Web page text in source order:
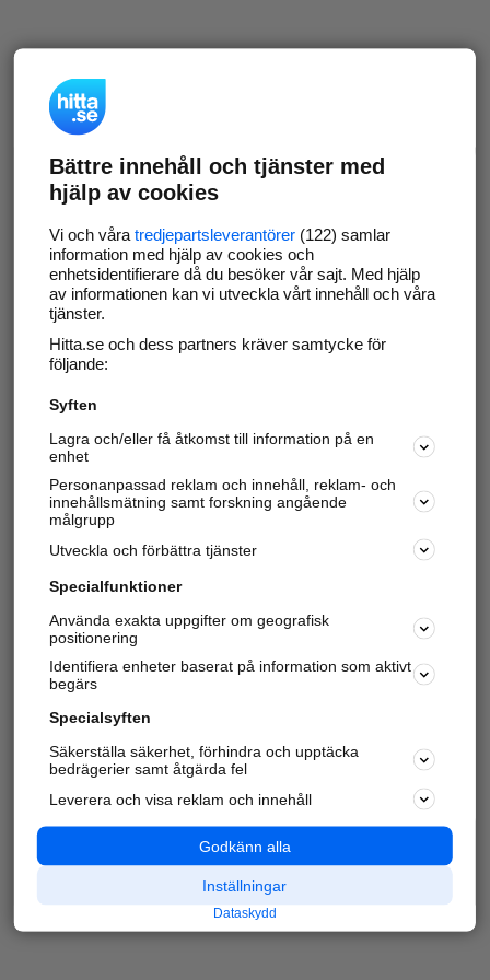
Bättre innehåll och tjänster med
hjälp av cookies
Vi och våra tredjepartsleverantörer(122) samlar
information med hjälp av cookies och
enhetsidentifierare då du besöker vår sajt. Med hjälp
av informationen kan vi utveckla vårt innehåll och våra
tjänster.
Hitta.se och dess partners kräver samtycke för
följande:
Syften
Lagra och/eller få åtkomst till information på en
enhet
Personanpassad reklam och innehåll, reklam- och
innehållsmätning samt forskning angående
målgrupp
Utveckla och förbättra tjänster
Specialfunktioner
Använda exakta uppgifter om geografisk
positionering
Identifiera enheter baserat på information som aktivt
begärs
Specialsyften
Säkerställa säkerhet, förhindra och upptäcka
bedrägerier samt åtgärda fel
Leverera och visa reklam och innehåll
Godkänn alla
Inställningar
Dataskydd